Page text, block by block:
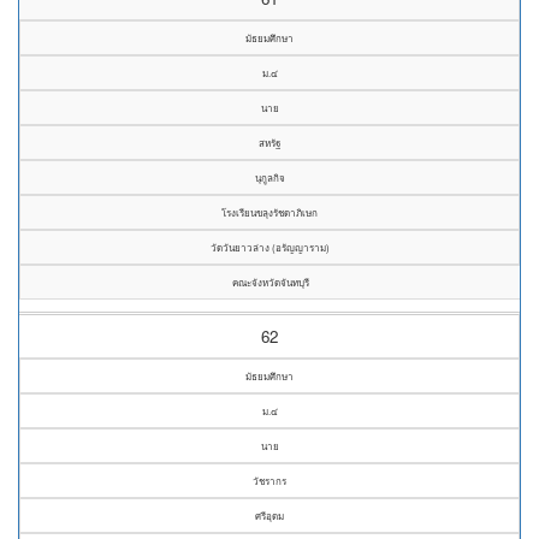
มัธยมศึกษา
ม.๔
นาย
สหรัฐ
นุกูลกิจ
โรงเรียนขลุงรัชดาภิเษก
วัดวันยาวล่าง (อรัญญาราม)
คณะจังหวัดจันทบุรี
62
มัธยมศึกษา
ม.๔
นาย
วัชรากร
ศรีอุดม